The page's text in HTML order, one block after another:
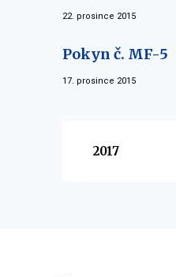
22. prosince 2015
Pokyn č. MF-5
17. prosince 2015
2017